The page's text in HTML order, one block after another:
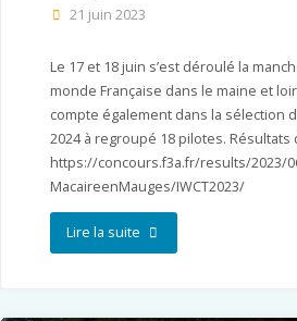
21 juin 2023
Le 17 et 18 juin s’est déroulé la
monde Française dans le maine et
compte également dans la sélection
2024 à regroupé 18 pilotes. Résultats
https://concours.f3a.fr/results/2023/
MacaireenMauges/IWCT2023/
Lire la suite"FAI